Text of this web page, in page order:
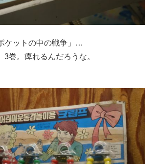
ケットの中の戦争」…
3巻。痺れるんだろうな。